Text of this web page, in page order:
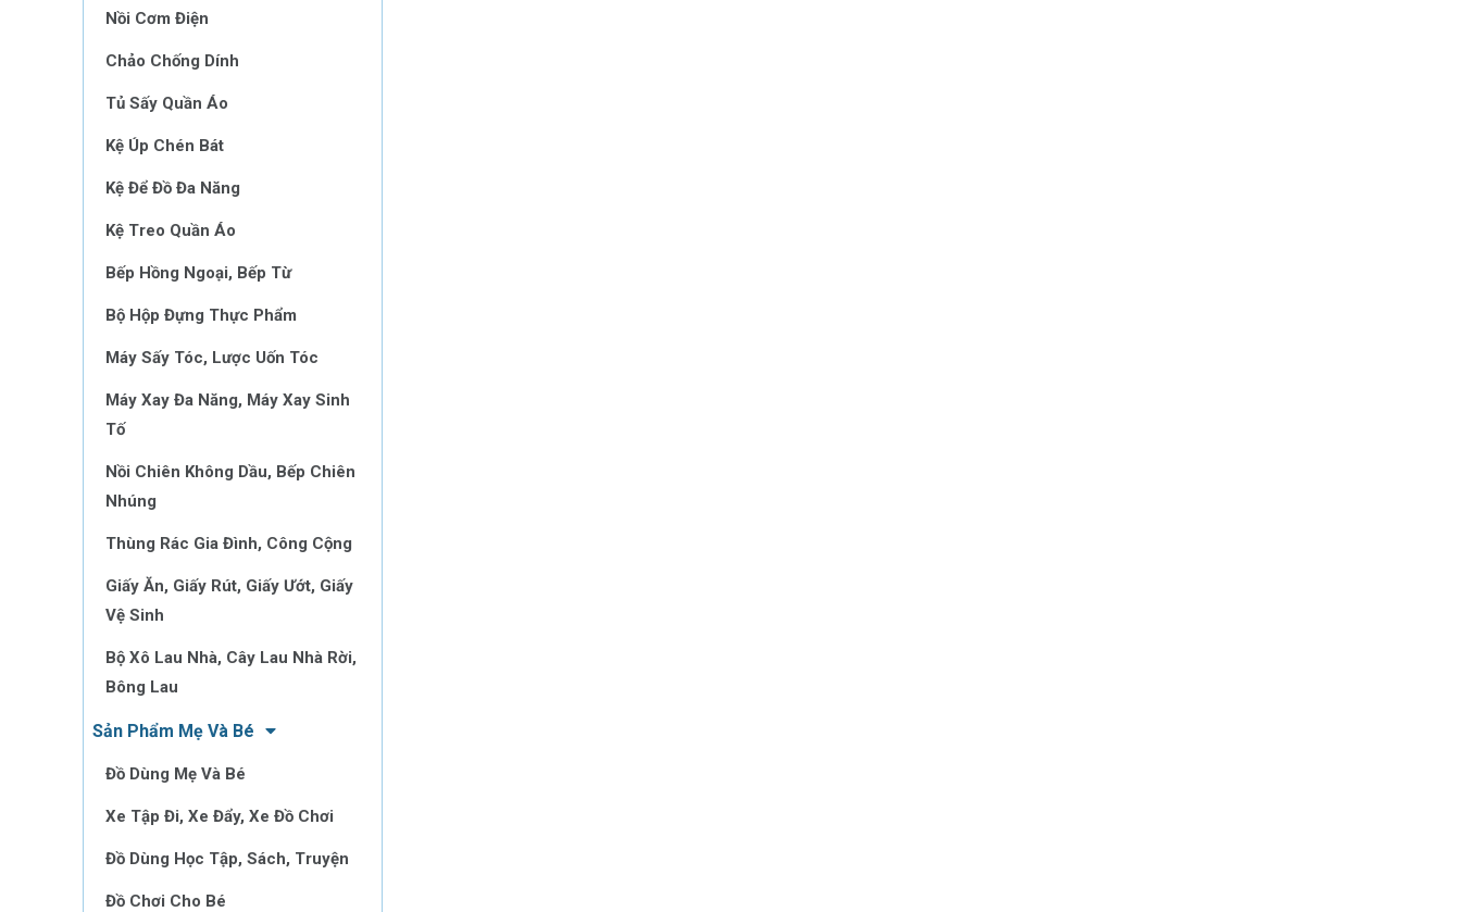
Nồi Cơm Điện
Chảo Chống Dính
Tủ Sấy Quần Áo
Kệ Úp Chén Bát
Kệ Để Đồ Đa Năng
Kệ Treo Quần Áo
Bếp Hồng Ngoại, Bếp Từ
Bộ Hộp Đựng Thực Phẩm
Máy Sấy Tóc, Lược Uốn Tóc
Máy Xay Đa Năng, Máy Xay Sinh
Tố
Nồi Chiên Không Dầu, Bếp Chiên
Nhúng
Thùng Rác Gia Đình, Công Cộng
Giấy Ăn, Giấy Rút, Giấy Ướt, Giấy
Vệ Sinh
Bộ Xô Lau Nhà, Cây Lau Nhà Rời,
Bông Lau
Sản Phẩm Mẹ Và Bé
Đồ Dùng Mẹ Và Bé
Xe Tập Đi, Xe Đẩy, Xe Đồ Chơi
Đồ Dùng Học Tập, Sách, Truyện
Đồ Chơi Cho Bé